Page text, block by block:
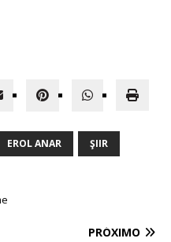
EROL ANAR ŞIIR
PRÓXIMO